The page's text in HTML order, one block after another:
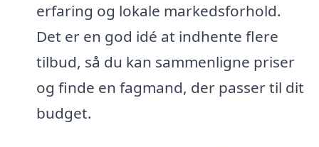
erfaring og lokale markedsforhold.
Det er en god idé at indhente flere
tilbud, så du kan sammenligne priser
og finde en fagmand, der passer til dit
budget.